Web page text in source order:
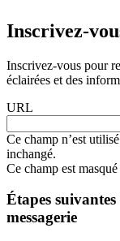
10,5m²
verre.
Inscrivez-
Inscrivez-vous pour
éclairées et des
URL
Ce champ n’est
inchangé.
Ce champ est
Étapes
messagerie